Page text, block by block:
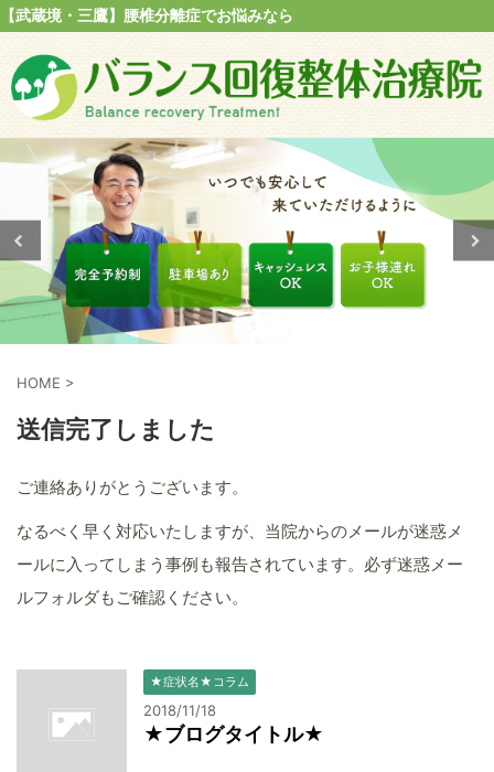
【武蔵境・三鷹】腰椎分離症でお悩みなら
HOME >
送信完了しました
ご連絡ありがとうございます。
なるべく早く対応いたしますが、当院からのメールが迷惑メ
ールに入ってしまう事例も報告されています。必ず迷惑メー
ルフォルダもご確認ください。
★症状名★コラム
2018/11/18
★ブログタイトル★